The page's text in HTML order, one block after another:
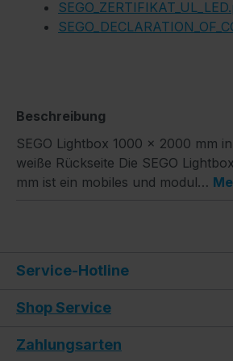
Beschreibung
SEGO Lightbox 1000 × 2000 mm
weiße Rückseite Die SEGO
mm ist ein mobiles und modul…
Service-Hotline
Shop Service
Zahlungsarten